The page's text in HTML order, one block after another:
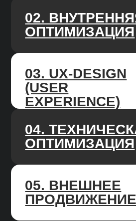
У нас чёткие и гибкие процессы,
мы работаем по недельным спринтам,
подстраиваемся под изменения
работы алгоритмов поисковых систем.
месяцев, каждый месяц фиксируем
прогресс.